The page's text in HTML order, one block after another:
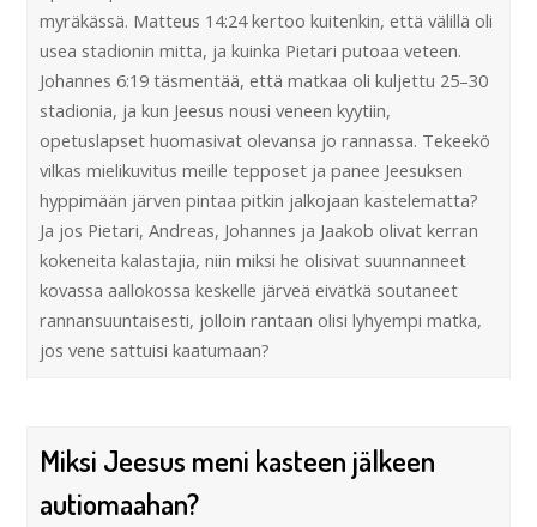
myräkässä. Matteus 14:24 kertoo kuitenkin, että välillä oli
usea stadionin mitta, ja kuinka Pietari putoaa veteen.
Johannes 6:19 täsmentää, että matkaa oli kuljettu 25–30
stadionia, ja kun Jeesus nousi veneen kyytiin,
opetuslapset huomasivat olevansa jo rannassa. Tekeekö
vilkas mielikuvitus meille tepposet ja panee Jeesuksen
hyppimään järven pintaa pitkin jalkojaan kastelematta?
Ja jos Pietari, Andreas, Johannes ja Jaakob olivat kerran
kokeneita kalastajia, niin miksi he olisivat suunnanneet
kovassa aallokossa keskelle järveä eivätkä soutaneet
rannansuuntaisesti, jolloin rantaan olisi lyhyempi matka,
jos vene sattuisi kaatumaan?
Miksi Jeesus meni kasteen jälkeen
autiomaahan?